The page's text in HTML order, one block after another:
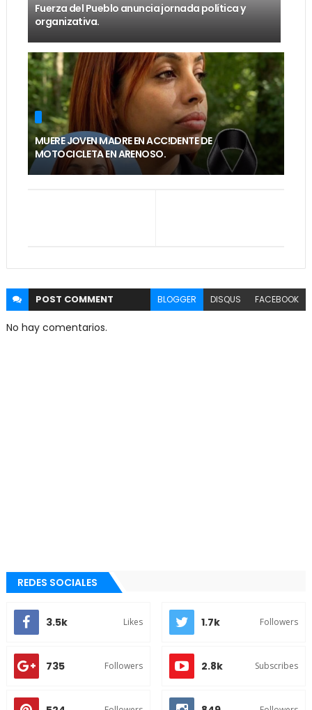
Fuerza del Pueblo anuncia jornada política y
organizativa.
MUERE JOVEN MADRE EN ACC!DENTE DE
MOTOCICLETA EN ARENOSO.
POST COMMENT BLOGGER DISQUS FACEBOOK
No hay comentarios.
REDES SOCIALES
3.5k Likes 1.7k Followers
735 Followers 2.8k Subscribes